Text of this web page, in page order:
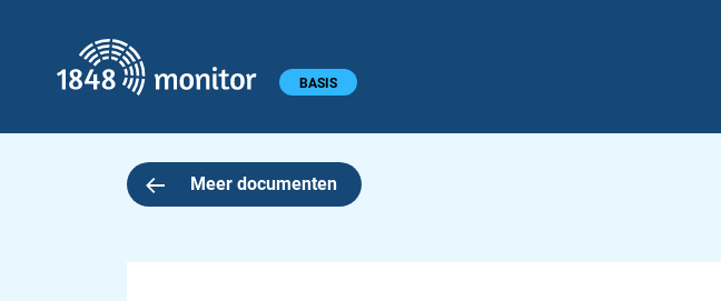
Hoofdmenu BASIS
Meer documenten